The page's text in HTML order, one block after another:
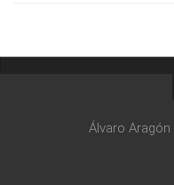
Álvaro